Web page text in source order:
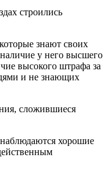
строились
знают своих
у него высшего
высокого штрафа за
и не знающих
сложившиеся
хорошие